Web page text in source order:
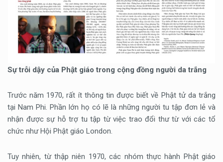
Sự trỗi dậy của Phật giáo trong cộng đồng người da trắng
Trước năm 1970, rất ít thông tin được biết về Phật tử da trắng
tại Nam Phi. Phần lớn họ có lẽ là những người tu tập đơn lẻ và
nhận được sự hỗ trợ tu tập từ việc trao đổi thư từ với các tổ
chức như Hội Phật giáo London.
Tuy nhiên, từ thập niên 1970, các nhóm thực hành Phật giáo